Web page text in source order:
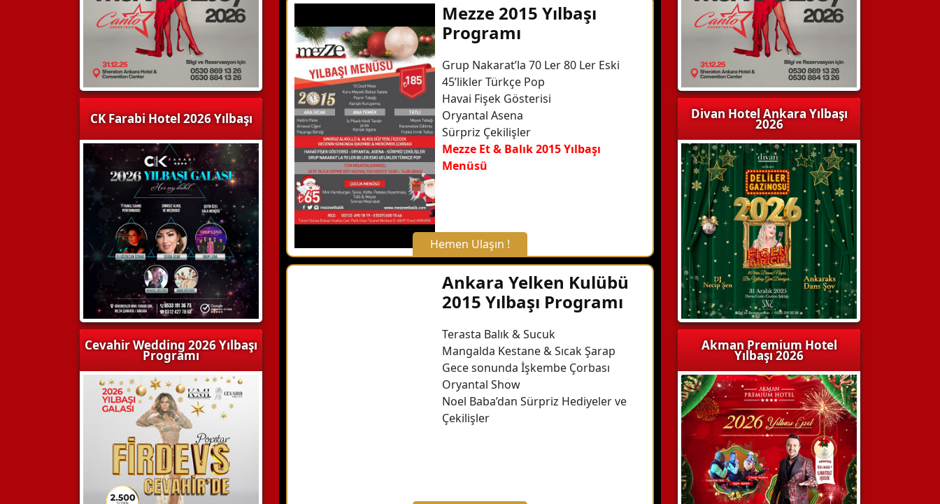
CK Farabi Hotel 2026 Yılbaşı
Cevahir Wedding 2026 Yılbaşı
Programı
Mezze 2015 Yılbaşı
Programı
Grup Nakarat’la 70 Ler 80 Ler Eski
45’likler Türkçe Pop
Havai Fişek Gösterisi
Oryantal Asena
Sürpriz Çekilişler
Mezze Et & Balık 2015 Yılbaşı
Menüsü
Hemen Ulaşın !
X Kapat
WhatsApp ile Bilgi Alın
Ankara Yelken Kulübü
2015 Yılbaşı Programı
Terasta Balık & Sucuk
Mangalda Kestane & Sıcak Şarap
Gece sonunda İşkembe Çorbası
Oryantal Show
Noel Baba’dan Sürpriz Hediyeler ve
Çekilişler
Divan Hotel Ankara Yılbaşı
2026
Akman Premium Hotel
Yılbaşı 2026